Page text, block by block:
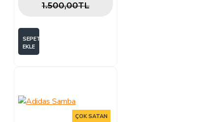
1.500,00TL
SEPETE
EKLE
ÇOK SATAN